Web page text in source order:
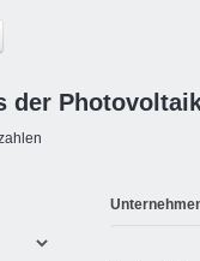
der